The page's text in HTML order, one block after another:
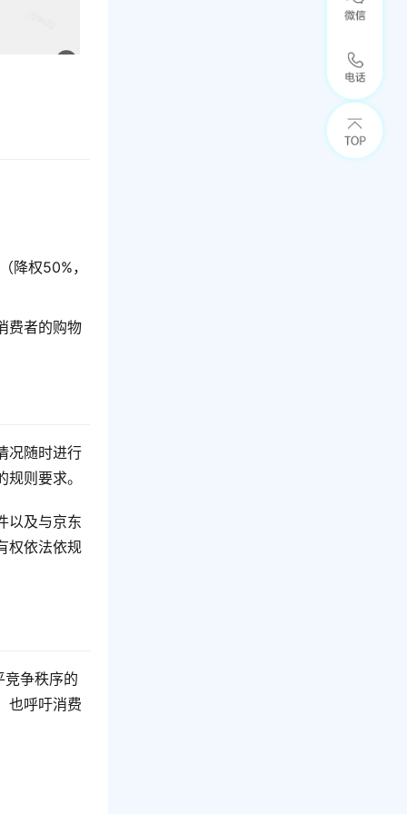
降权50%，
费者的购物
况随时进行
则要求。
以及与京东
权依法依规
竞争秩序的
也呼吁消费